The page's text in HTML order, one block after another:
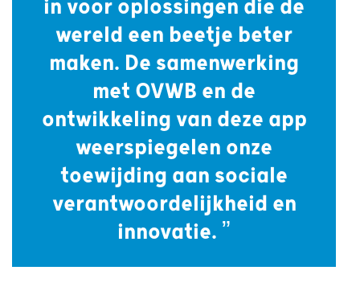
in voor oplossingen die de
wereld een beetje beter
maken. De samenwerking
met OVWB en de
ontwikkeling van deze app
weerspiegelen onze
toewijding aan sociale
verantwoordelijkheid en
innovatie. ”